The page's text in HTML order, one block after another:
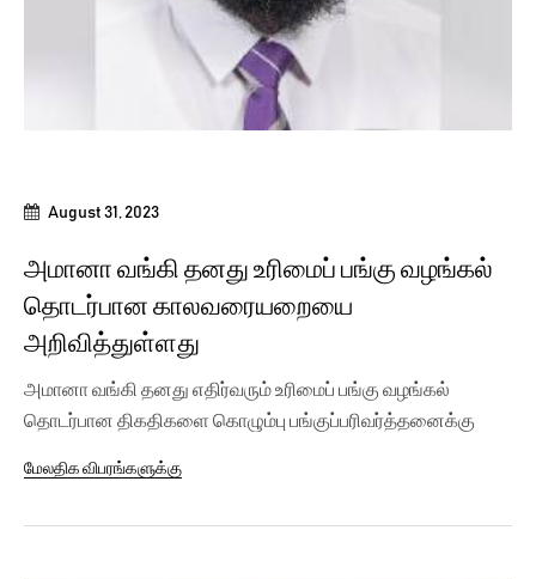
August 31, 2023
அமானா வங்கி தனது உரிமைப் பங்கு வழங்கல்
தொடர்பான காலவரையறையை
அறிவித்துள்ளது
அமானா வங்கி தனது எதிர்வரும் உரிமைப் பங்கு வழங்கல்
தொடர்பான திகதிகளை கொழும்பு பங்குப்பரிவர்த்தனைக்கு
மேலதிக விபரங்களுக்கு